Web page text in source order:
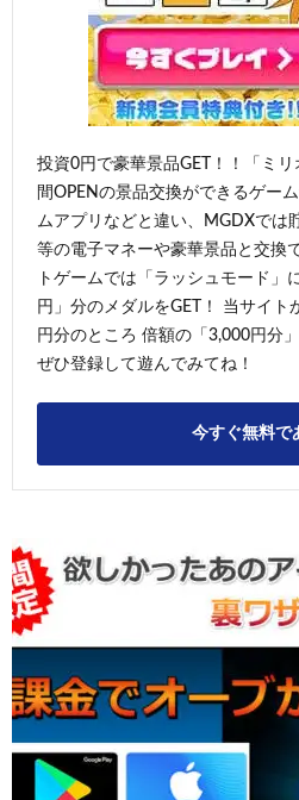
投資0円で豪華景品GET！！「ミ
間OPENの景品交換ができるゲー
ムアプリなどと違い、MGDXでは
等の電子マネーや豪華景品と交換
トゲームでは「ラッシュモード」
円」分のメダルをGET！ 当サイト
円分のところ 倍額の「3,000円分
ぜひ登録して遊んでみてね！
今すぐ無料で